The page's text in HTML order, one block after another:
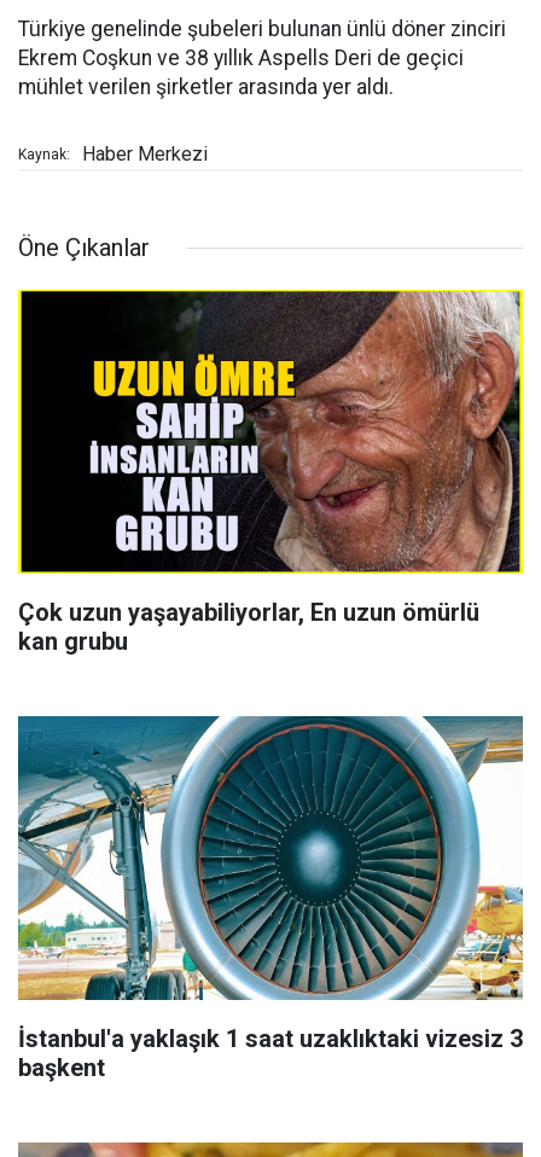
Türkiye genelinde şubeleri bulunan ünlü döner zinciri
Ekrem Coşkun ve 38 yıllık Aspells Deri de geçici
mühlet verilen şirketler arasında yer aldı.
Kaynak: Haber Merkezi
Öne Çıkanlar
Çok uzun yaşayabiliyorlar, En uzun ömürlü
kan grubu
İstanbul'a yaklaşık 1 saat uzaklıktaki vizesiz 3
başkent